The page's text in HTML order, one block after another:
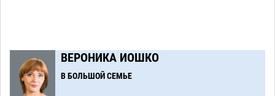
давить на Астрахань
08.08 654
19:04
В Астраханских больницах открываются
художественные выставки
ВЕРОНИКА ИОШКО
В БОЛЬШОЙ СЕМЬЕ